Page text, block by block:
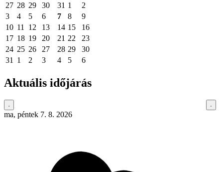
27 28 29 30 31 1
2
3
4 5 6 7 8
9
10 11 12 13 14 15
16
17 18 19 20 21 22
23
24 25 26 27 28 29
30
31
1 2 3 4 5 6
Aktuális időjárás
ma, péntek 7. 8. 2026